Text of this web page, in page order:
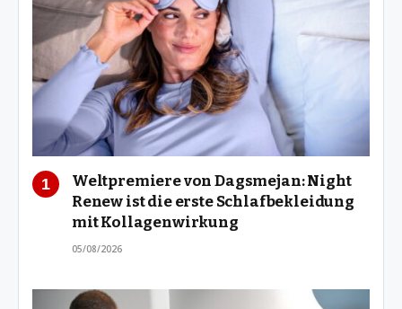
Weltpremiere von Dagsmejan: Night
Renew ist die erste Schlafbekleidung
mit Kollagenwirkung
05/08/2026